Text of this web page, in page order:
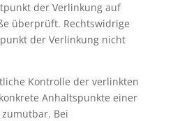
der Verlinkung auf
überprüft. Rechtswidrige
der Verlinkung nicht
Kontrolle der verlinkten
Anhaltspunkte einer
Bei